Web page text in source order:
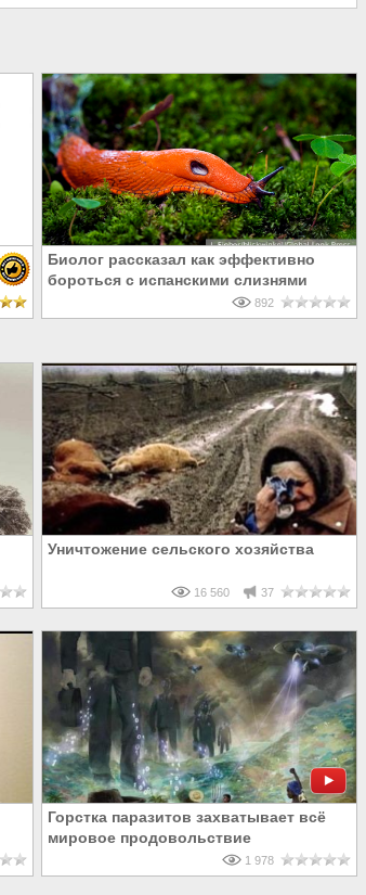
Биолог рассказал как эффективно
бороться с испанскими слизнями
892
Уничтожение сельского хозяйства
16 560 37
Горстка паразитов захватывает всё
мировое продовольствие
1 978